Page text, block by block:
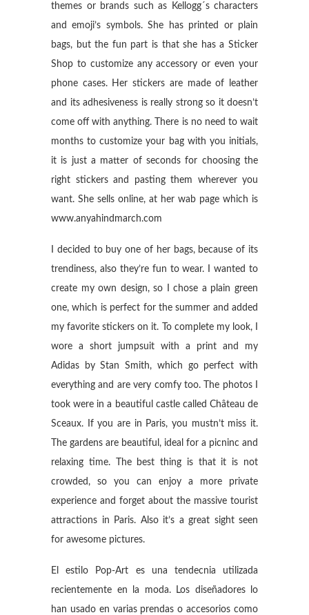
themes or brands such as Kellogg´s characters
and emoji’s symbols. She has printed or plain
bags, but the fun part is that she has a Sticker
Shop to customize any accessory or even your
phone cases. Her stickers are made of leather
and its adhesiveness is really strong so it doesn’t
come off with anything. There is no need to wait
months to customize your bag with you initials,
it is just a matter of seconds for choosing the
right stickers and pasting them wherever you
want. She sells online, at her wab page which is
www.anyahindmarch.com
I decided to buy one of her bags, because of its
trendiness, also they’re fun to wear. I wanted to
create my own design, so I chose a plain green
one, which is perfect for the summer and added
my favorite stickers on it. To complete my look, I
wore a short jumpsuit with a print and my
Adidas by Stan Smith, which go perfect with
everything and are very comfy too. The photos I
took were in a beautiful castle called Château de
Sceaux. If you are in Paris, you mustn’t miss it.
The gardens are beautiful, ideal for a picninc and
relaxing time. The best thing is that it is not
crowded, so you can enjoy a more private
experience and forget about the massive tourist
attractions in Paris. Also it’s a great sight seen
for awesome pictures.
El estilo Pop-Art es una tendecnia utilizada
recientemente en la moda. Los diseñadores lo
han usado en varias prendas o accesorios como